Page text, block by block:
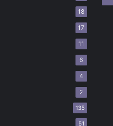
18
17
11
6
4
2
135
51